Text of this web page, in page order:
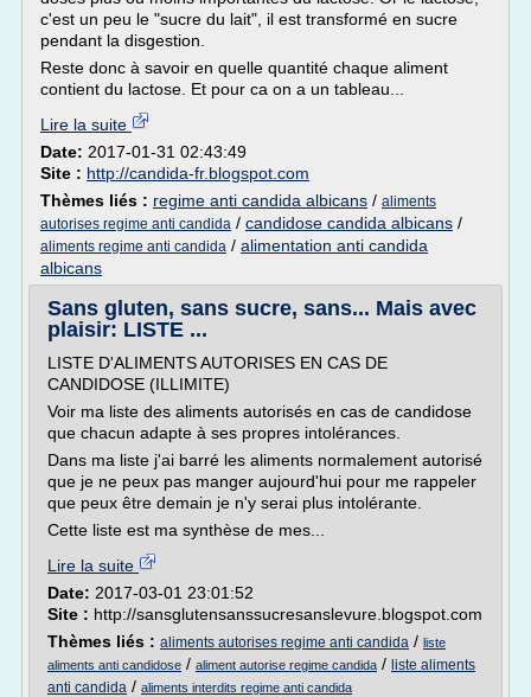
c'est un peu le "sucre du lait", il est transformé en sucre
pendant la disgestion.
Reste donc à savoir en quelle quantité chaque aliment
contient du lactose. Et pour ca on a un tableau...
Lire la suite
Date: 2017-01-31 02:43:49
Site : http://candida-fr.blogspot.com
Thèmes liés : regime anti candida albicans / aliments
autorises regime anti candida / candidose candida albicans /
aliments regime anti candida / alimentation anti candida
albicans
Sans gluten, sans sucre, sans... Mais avec
plaisir: LISTE ...
LISTE D'ALIMENTS AUTORISES EN CAS DE
CANDIDOSE (ILLIMITE)
Voir ma liste des aliments autorisés en cas de candidose
que chacun adapte à ses propres intolérances.
Dans ma liste j'ai barré les aliments normalement autorisé
que je ne peux pas manger aujourd'hui pour me rappeler
que peux être demain je n'y serai plus intolérante.
Cette liste est ma synthèse de mes...
Lire la suite
Date: 2017-03-01 23:01:52
Site : http://sansglutensanssucresanslevure.blogspot.com
Thèmes liés : aliments autorises regime anti candida / liste
aliments anti candidose / aliment autorise regime candida / liste aliments
anti candida / aliments interdits regime anti candida